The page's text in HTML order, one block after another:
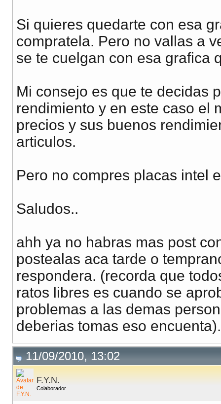
Si quieres quedarte con esa
compratela. Pero no vallas a
se te cuelgan con esa grafica
Mi consejo es que te decidas
rendimiento y en este caso el
precios y sus buenos
articulos.
Pero no compres placas intel
Saludos..
ahh ya no habras mas post
postealas aca tarde o
respondera. (recorda que
ratos libres es cuando se
problemas a las demas
deberias tomas eso encuenta).
11/09/2010, 13:02
F.Y.N.
Colaborador